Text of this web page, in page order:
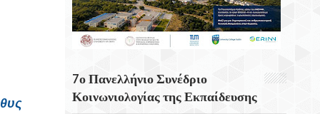
Κουνάβοι Του Δήμου Αρχανών
Αστερουσίων
Προϊόντων, Οικοτεχνίας & Χειροτεχνίας
7ο Πανελλήνιο Συνέδριο
Κοινωνιολογίας της Εκπαίδευσης